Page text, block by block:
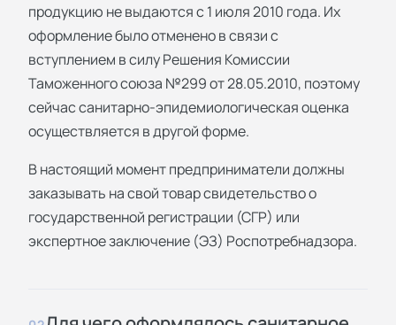
продукцию не выдаются с 1 июля 2010 года. Их
оформление было отменено в связи с
вступлением в силу Решения Комиссии
Таможенного союза №299 от 28.05.2010, поэтому
сейчас санитарно-эпидемиологическая оценка
осуществляется в другой форме.
В настоящий момент предприниматели должны
заказывать на свой товар свидетельство о
государственной регистрации (СГР) или
экспертное заключение (ЭЗ) Роспотребнадзора.